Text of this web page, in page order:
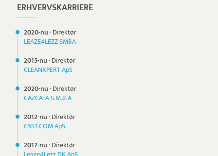
ERHVERVSKARRIERE
2020-nu· Direktør
LEAZE4LEZZ SMBA
2015-nu· Direktør
CLEANXPERT ApS
2020-nu· Direktør
CAZCATA S.M.B.A
2012-nu· Direktør
C5ST.COM ApS
2017-nu· Direktør